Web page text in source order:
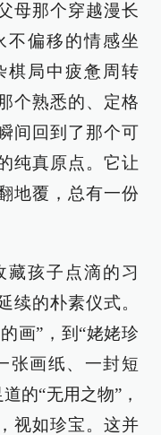
母那个穿越漫长
不偏移的情感坐
棋局中疲惫周转
个熟悉的、定格
间回到了那个可
纯真原点。它让
地覆，总有一份
藏孩子点滴的习
续的朴素仪式。
画”，到“姥姥珍
张画纸、一封短
的“无用之物”，
视如珍宝。这并